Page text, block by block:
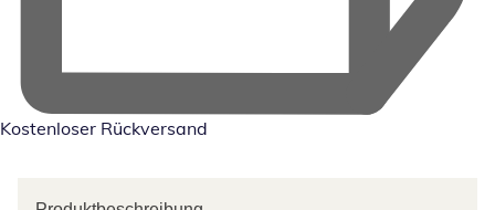
Kostenloser Rückversand